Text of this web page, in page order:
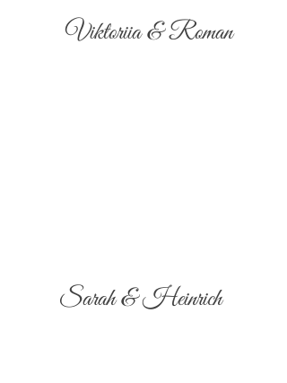
Viktoriia & Roman
Sarah & Heinrich